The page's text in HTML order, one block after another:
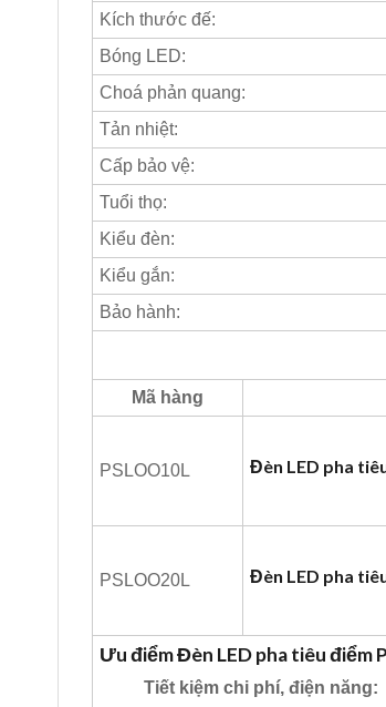
Kích thước đế:
Bóng LED:
Choá phản quang:
Tản nhiệt:
Cấp bảo vệ:
Tuổi thọ:
Kiểu đèn:
Kiểu gắn:
Bảo hành:
Mã hàng
PSLOO10L Đèn LED pha
PSLOO20L Đèn LED pha
Ưu điểm Đèn LED pha tiêu điểm
Tiết kiệm chi phí, điện năng: